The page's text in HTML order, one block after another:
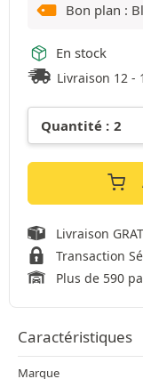
Bon plan :
En stock
Livraison 12 -
Livraison
Transaction
Plus de 590
Caractéristiques
Marque